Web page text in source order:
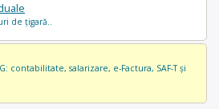
de țigară..
contabilitate, salarizare, e-Factura, SAF-T și